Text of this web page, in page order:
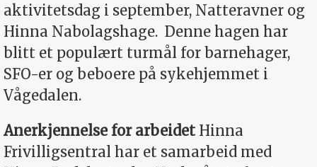
aktivitetsdag i september, Natteravner og
Hinna Nabolagshage. Denne hagen har
blitt et populært turmål for barnehager,
SFO-er og beboere på sykehjemmet i
Vågedalen.
Anerkjennelse for arbeidet Hinna
Frivilligsentral har et samarbeid med